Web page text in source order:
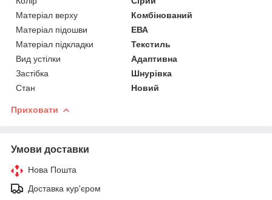
Матеріал верху
Комбінований
Матеріал підошви
ЕВА
Матеріал підкладки
Текстиль
Вид устілки
Адаптивна
Застібка
Шнурівка
Стан
Новий
Приховати
Умови доставки
Нова Пошта
Доставка кур'єром